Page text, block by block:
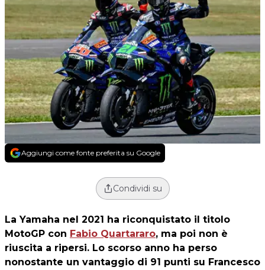
Aggiungi come fonte preferita su Google
Condividi su
La Yamaha nel 2021 ha riconquistato il titolo
MotoGP con Fabio Quartararo, ma poi non è
riuscita a ripersi. Lo scorso anno ha perso
nonostante un vantaggio di 91 punti su Francesco